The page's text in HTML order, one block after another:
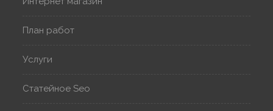
План работ
Услуги
Статейное Seo